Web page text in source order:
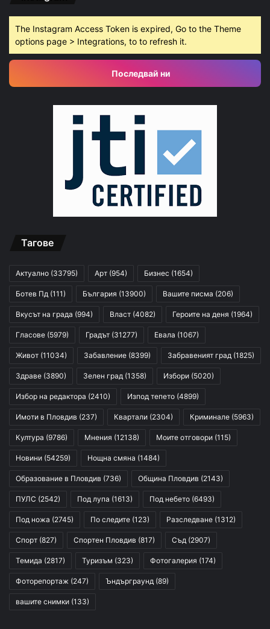
The Instagram Access Token is expired, Go to the Theme
options page > Integrations, to to refresh it.
Последвай ни
Тагове
Актуално (33795) Арт (954) Бизнес (1654)
Ботев Пд (111) България (13900) Вашите писма (206)
Вкусът на града (994) Власт (4082) Героите на деня (1964)
Гласове (5979) Градът (31277) Евала (1067)
Живот (11034) Забавление (8399) Забравеният град (1825)
Здраве (3890) Зелен град (1358) Избори (5020)
Избор на редактора (2410) Изпод тепето (4899)
Имоти в Пловдив (237) Квартали (2304) Криминале (5963)
Култура (9786) Мнения (12138) Моите отговори (115)
Новини (54259) Нощна смяна (1484)
Образование в Пловдив (736) Община Пловдив (2143)
ПУЛС (2542) Под лупа (1613) Под небето (6493)
Под ножа (2745) По следите (123) Разследване (1312)
Спорт (827) Спортен Пловдив (817) Съд (2907)
Темида (2817) Туризъм (323) Фотогалерия (174)
Фоторепортаж (247) Ъндърграунд (89)
вашите снимки (133)